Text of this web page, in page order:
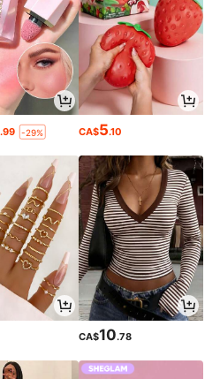
.99 -29% CA$5.10
CA$10.78